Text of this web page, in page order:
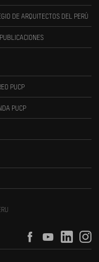
DE ARQUITECTOS DEL PERÚ
PUCP
PUCP